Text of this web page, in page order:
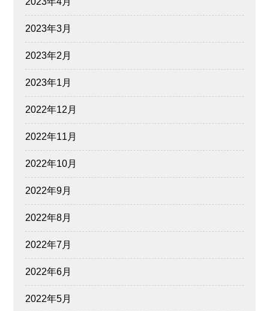
2023年3月
2023年2月
2023年1月
2022年12月
2022年11月
2022年10月
2022年9月
2022年8月
2022年7月
2022年6月
2022年5月